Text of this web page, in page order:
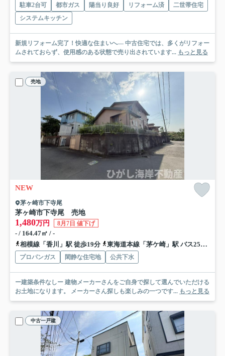
駐車2台可 都市ガス 陽当り良好 リフォーム済
二世帯住宅
システムキッチン
新規リフォーム完了！快適な住まいへ— 中古住宅では、多くがリフォー
ムされておらず、使用感のある状態で売り出されています... もっと見る
売地
NEW
茅ヶ崎市下寺尾
茅ヶ崎市下寺尾 売地
1,480万円 8月7日 値下げ
- / 164.47㎡ / -
相模線「香川」駅 徒歩19分
東海道本線「茅ケ崎」駅 バス25分 神奈川中央交通「湘南みずき」 停歩9分
プロパンガス 閑静な住宅地 公共下水
ー建築条件なしー 建物メーカーさんをご自身で探して選んでいただける
お土地になります。 メーカーさん探しも楽しみの一つです... もっと見る
中古一戸建